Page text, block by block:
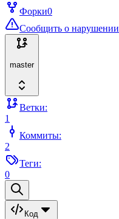
Форки0
Сообщить о нарушении
master
Ветки:
1
Коммиты:
2
Теги:
0
Код